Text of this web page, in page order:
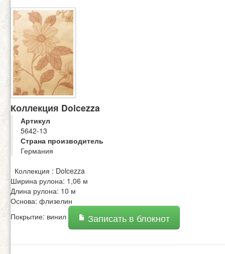
Коллекция Dolcezza
Артикул
5642-13
Страна производитель
Германия
Коллекция : Dolcezza
Ширина рулона: 1,06 м
Длина рулона: 10 м
Основа: флизелин
Покрытие: винил
Записать в блокнот